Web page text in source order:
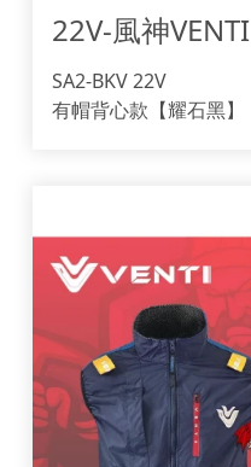
22V-風神VENTI
SA2-BKV 22V
有帽背心款【耀石黑】